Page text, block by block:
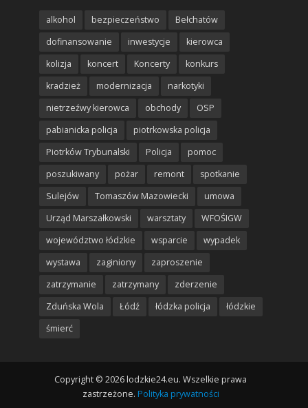
alkohol bezpieczeństwo
Bełchatów
dofinansowanie
inwestycje
kierowca
kolizja
koncert Koncerty
konkurs
kradzież
modernizacja
narkotyki
nietrzeźwy kierowca
obchody
OSP
pabianicka policja
piotrkowska policja
Piotrków Trybunalski
Policja
pomoc
poszukiwany
pożar remont
spotkanie
Sulejów
Tomaszów Mazowiecki
umowa
Urząd Marszałkowski
warsztaty
WFOŚIGW
województwo łódzkie
wsparcie
wypadek
wystawa
zaginiony
zaproszenie
zatrzymanie
zatrzymany
zderzenie
Zduńska Wola
Łódź łódzka policja
łódzkie
śmierć
Copyright © 2026 lodzkie24.eu. Wszelkie prawa
zastrzeżone. Polityka prywatności